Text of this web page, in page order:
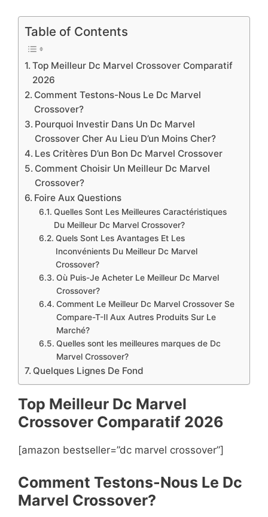
Table of Contents
Top Meilleur Dc Marvel Crossover Comparatif
2026
Comment Testons-Nous Le Dc Marvel
Crossover?
Pourquoi Investir Dans Un Dc Marvel
Crossover Cher Au Lieu D’un Moins Cher?
Les Critères D’un Bon Dc Marvel Crossover
Comment Choisir Un Meilleur Dc Marvel
Crossover?
Foire Aux Questions
Quelles Sont Les Meilleures Caractéristiques
Du Meilleur Dc Marvel Crossover?
Quels Sont Les Avantages Et Les
Inconvénients Du Meilleur Dc Marvel
Crossover?
Où Puis-Je Acheter Le Meilleur Dc Marvel
Crossover?
Comment Le Meilleur Dc Marvel Crossover Se
Compare-T-Il Aux Autres Produits Sur Le
Marché?
Quelles sont les meilleures marques de Dc
Marvel Crossover?
Quelques Lignes De Fond
Top Meilleur Dc Marvel
Crossover Comparatif 2026
[amazon bestseller=”dc marvel crossover”]
Comment Testons-Nous Le Dc
Marvel Crossover?